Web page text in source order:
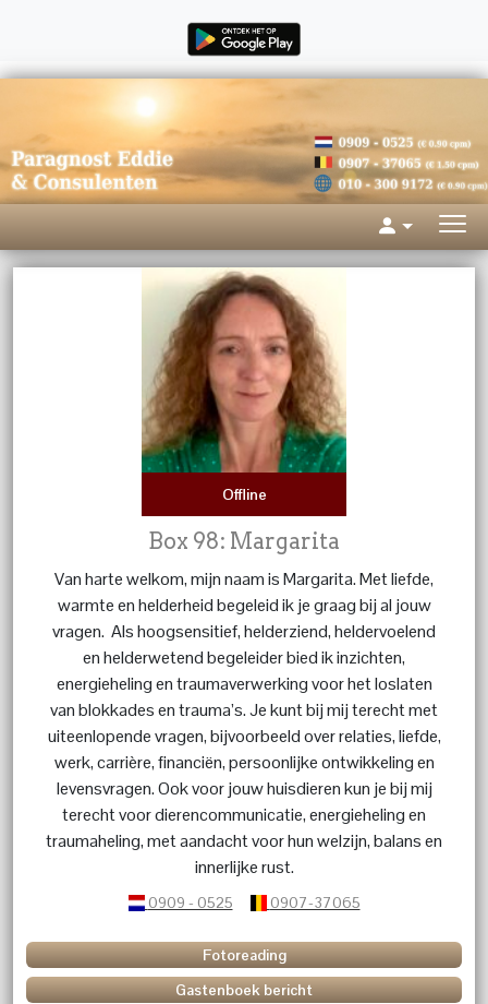
Offline
Box 98: Margarita
Van harte welkom, mijn naam is Margarita. Met liefde,
warmte en helderheid begeleid ik je graag bij al jouw
vragen. Als hoogsensitief, helderziend, heldervoelend
en helderwetend begeleider bied ik inzichten,
energieheling en traumaverwerking voor het loslaten
van blokkades en trauma’s. Je kunt bij mij terecht met
uiteenlopende vragen, bijvoorbeeld over relaties, liefde,
werk, carrière, financiën, persoonlijke ontwikkeling en
levensvragen. Ook voor jouw huisdieren kun je bij mij
terecht voor dierencommunicatie, energieheling en
traumaheling, met aandacht voor hun welzijn, balans en
innerlijke rust.
0909 - 0525 0907-37065
Fotoreading
Gastenboek bericht